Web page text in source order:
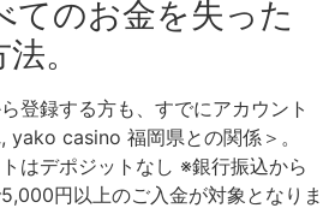
てのお金を失った
。
登録する方も、すでにアカウント
yako casino 福岡県との関係＞。
はデポジットなし ※銀行振込から
円以上のご入金が対象となりま